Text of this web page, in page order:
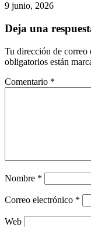
9 junio, 2026
Deja una
Tu dirección de correo
obligatorios están
Comentario *
Nombre *
Correo electrónico *
Web